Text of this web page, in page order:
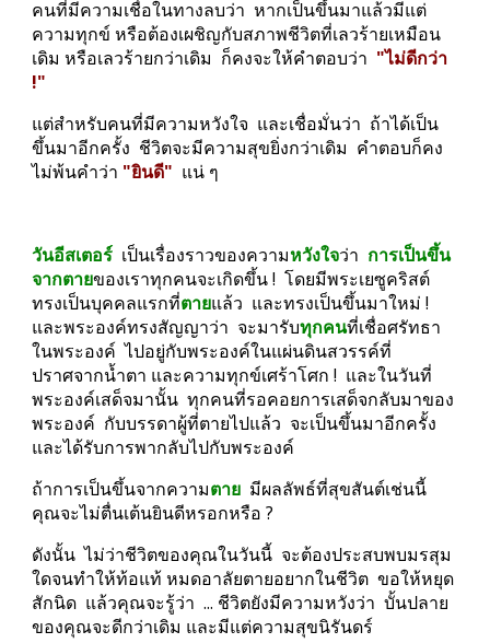
คนที่มีความเชื่อในทางลบว่า  หากเป็นขึ้นมาแล้วมีแต่
ความทุกข์ หรือต้องเผชิญกับสภาพชีวิตที่เลวร้ายเหมือน
เดิม หรือเลวร้ายกว่าเดิม  ก็คงจะให้คำตอบว่า "ไม่ดีกว่า
!"
แต่สำหรับคนที่มีความหวังใจ  และเชื่อมั่นว่า  ถ้าได้เป็น
ขึ้นมาอีกครั้ง  ชีวิตจะมีความสุขยิ่งกว่าเดิม  คำตอบก็คง
ไม่พ้นคำว่า "ยินดี" แน่ ๆ
วันอีสเตอร์
  เป็นเรื่องราวของความ
หวังใจว่า การเป็นขึ้น
จากตายของเราทุกคนจะเกิดขึ้น !  โดยมีพระเยซูคริสต์
ทรงเป็นบุคคลแรกที่ตายแล้ว  และทรงเป็นขึ้นมาใหม่ !
และพระองค์ทรงสัญญาว่า  จะมารับทุกคนที่เชื่อศรัทธา
ในพระองค์  ไปอยู่กับพระองค์ในแผ่นดินสวรรค์ที่
ปราศจากน้ำตา และความทุกข์เศร้าโศก !  และในวันที่
พระองค์เสด็จมานั้น  ทุกคนที่รอคอยการเสด็จกลับมาของ
พระองค์  กับบรรดาผู้ที่ตายไปแล้ว  จะเป็นขึ้นมาอีกครั้ง
และได้รับการพากลับไปกับพระองค์
ถ้าการเป็นขึ้นจากความตาย
  มีผลลัพธ์ที่สุขสันต์เช่นนี้
คุณจะไม่ตื่นเต้นยินดีหรอกหรือ ?
ดังนั้น  ไม่ว่าชีวิตของคุณในวันนี้  จะต้องประสบพบมรสุม
ใดจนทำให้ท้อแท้ หมดอาลัยตายอยากในชีวิต  ขอให้หยุด
สักนิด  แล้วคุณจะรู้ว่า  ... ชีวิตยังมีความหวังว่า  บั้นปลาย
ของคุณจะดีกว่าเดิม และมีแต่ความสุขนิรันดร์